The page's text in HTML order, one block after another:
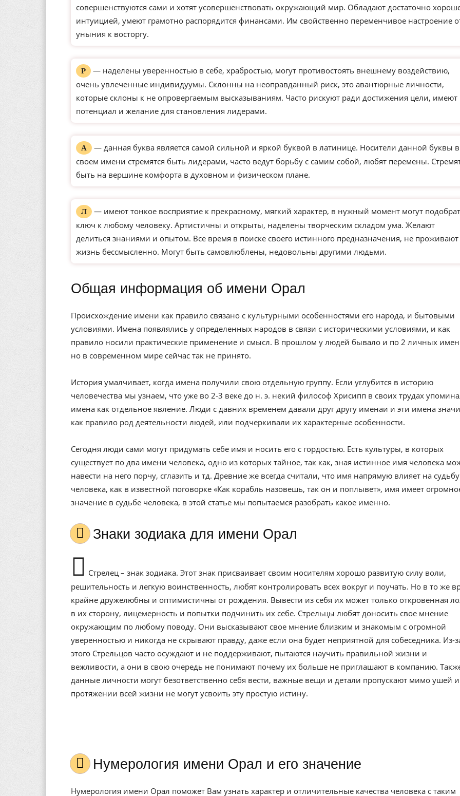
совершенствуются сами и хотят усовершенствовать окружающий мир. Обладают достаточно
интуицией, умеют грамотно распорядится финансами. Им свойственно переменчивое настроение
уныния к восторгу.
Р
— наделены уверенностью в себе, храбростью, могут противостоять внешнему воздействию,
очень увлеченные индивидуумы. Склонны на неоправданный риск, это авантюрные личности,
которые склоны к не опровергаемым высказываниям. Часто рискуют ради достижения цели, имеют
потенциал и желание для становления лидерами.
А
— данная буква является самой сильной и яркой буквой в латинице. Носители данной буквы в
своем имени стремятся быть лидерами, часто ведут борьбу с самим собой, любят перемены.
быть на вершине комфорта в духовном и физическом плане.
Л
— имеют тонкое восприятие к прекрасному, мягкий характер, в нужный момент могут
ключ к любому человеку. Артистичны и открыты, наделены творческим складом ума. Желают
делиться знаниями и опытом. Все время в поиске своего истинного предназначения, не проживают
жизнь бессмысленно. Могут быть самовлюблены, недовольны другими людьми.
Общая информация об имени Орал
Происхождение имени как правило связано с культурными особенностями его народа, и бытовыми
условиями. Имена появлялись у определенных народов в связи с историческими условиями, и как
правило носили практические применение и смысл. В прошлом у людей бывало и по 2 личных
но в современном мире сейчас так не принято.
История умалчивает, когда имена получили свою отдельную группу. Если углубится в историю
человечества мы узнаем, что уже во 2-3 веке до н. э. некий философ Хрисипп в своих трудах
имена как отдельное явление. Люди с давних временем давали друг другу именаи и эти имена
как правило род деятельности людей, или подчеркивали их характерные особенности.
Сегодня люди сами могут придумать себе имя и носить его с гордостью. Есть культуры, в которых
существует по два имени человека, одно из которых тайное, так как, зная истинное имя человека
навести на него порчу, сглазить и тд. Древние же всегда считали, что имя напрямую влияет на судьбу
человека, как в известной поговорке «Как корабль назовешь, так он и поплывет», имя имеет
значение в судьбе человека, в этой статье мы попытаемся разобрать какое именно.
Знаки зодиака для имени Орал
Стрелец – знак зодиака. Этот знак присваивает своим носителям хорошо развитую силу воли,
решительность и легкую воинственность, любят контролировать всех вокруг и поучать. Но в то же
крайне дружелюбны и оптимистичны от рождения. Вывести из себя их может только откровенная
в их сторону, лицемерность и попытки подчинить их себе. Стрельцы любят доносить свое мнение
окружающим по любому поводу. Они высказывают свое мнение близким и знакомым с огромной
уверенностью и никогда не скрывают правду, даже если она будет неприятной для собеседника. Из-
этого Стрельцов часто осуждают и не поддерживают, пытаются научить правильной жизни и
вежливости, а они в свою очередь не понимают почему их больше не приглашают в компанию.
данные личности могут безответственно себя вести, важные вещи и детали пропускают мимо ушей
протяжении всей жизни не могут усвоить эту простую истину.
Нумерология имени Орал и его значение
Нумерология имени Орал поможет Вам узнать характер и отличительные качества человека с таким